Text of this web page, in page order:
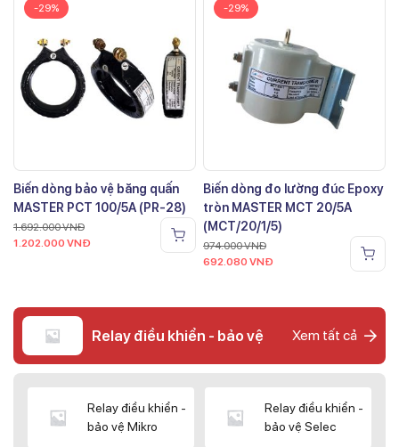
-29%
Biến dòng bảo vệ băng quấn
MASTER PCT 100/5A (PR-28)
1.692.000VNĐ
1.202.000 VNĐ
-29%
Biến dòng đo lường đúc Epoxy
tròn MASTER MCT 20/5A
(MCT/20/1/5)
974.000VNĐ
692.080 VNĐ
Relay điều khiển - bảo vệ Xem tất cả
Relay điều khiển -
bảo vệ Mikro
Relay điều khiển -
bảo vệ Selec